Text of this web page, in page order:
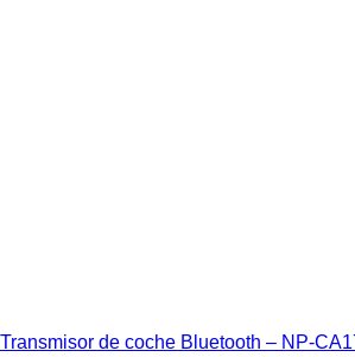
Transmisor de coche Bluetooth – NP-